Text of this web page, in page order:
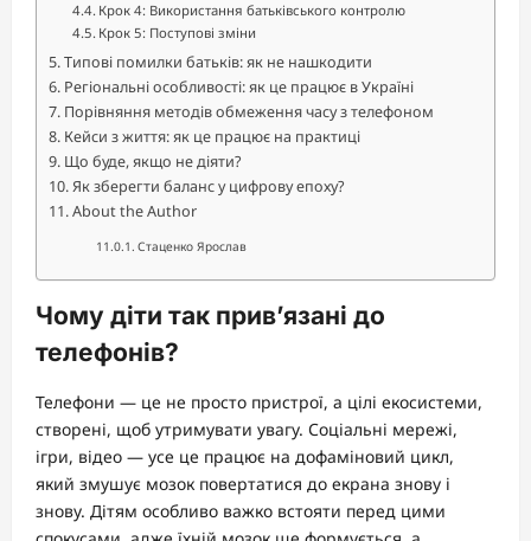
Крок 4: Використання батьківського контролю
Крок 5: Поступові зміни
Типові помилки батьків: як не нашкодити
Регіональні особливості: як це працює в Україні
Порівняння методів обмеження часу з телефоном
Кейси з життя: як це працює на практиці
Що буде, якщо не діяти?
Як зберегти баланс у цифрову епоху?
About the Author
Стаценко Ярослав
Чому діти так прив’язані до
телефонів?
Телефони — це не просто пристрої, а цілі екосистеми,
створені, щоб утримувати увагу. Соціальні мережі,
ігри, відео — усе це працює на дофаміновий цикл,
який змушує мозок повертатися до екрана знову і
знову. Дітям особливо важко встояти перед цими